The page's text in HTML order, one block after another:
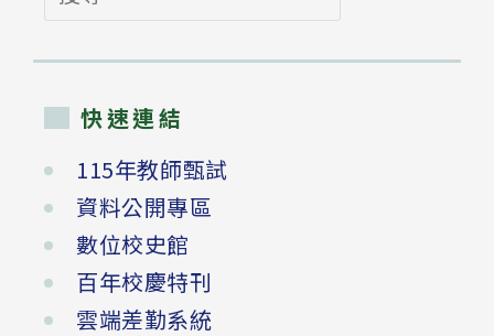
尋
快速連結
115年教師甄試
資料公開專區
數位校史館
百年校慶特刊
雲端差勤系統